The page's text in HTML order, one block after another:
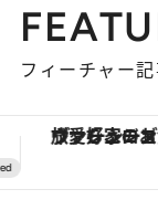
フィーチャー
【銀座で出合う最旬美容】美髪ケアや上質な眠り